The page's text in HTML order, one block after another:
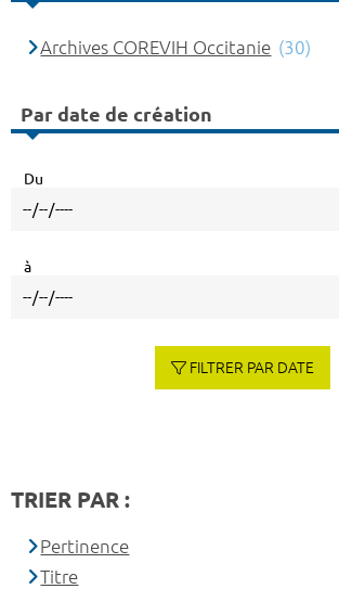
Archives COREVIH Occitanie (30)
Par date de création
Du
à
FILTRER PAR DATE
TRIER PAR :
Pertinence
Titre